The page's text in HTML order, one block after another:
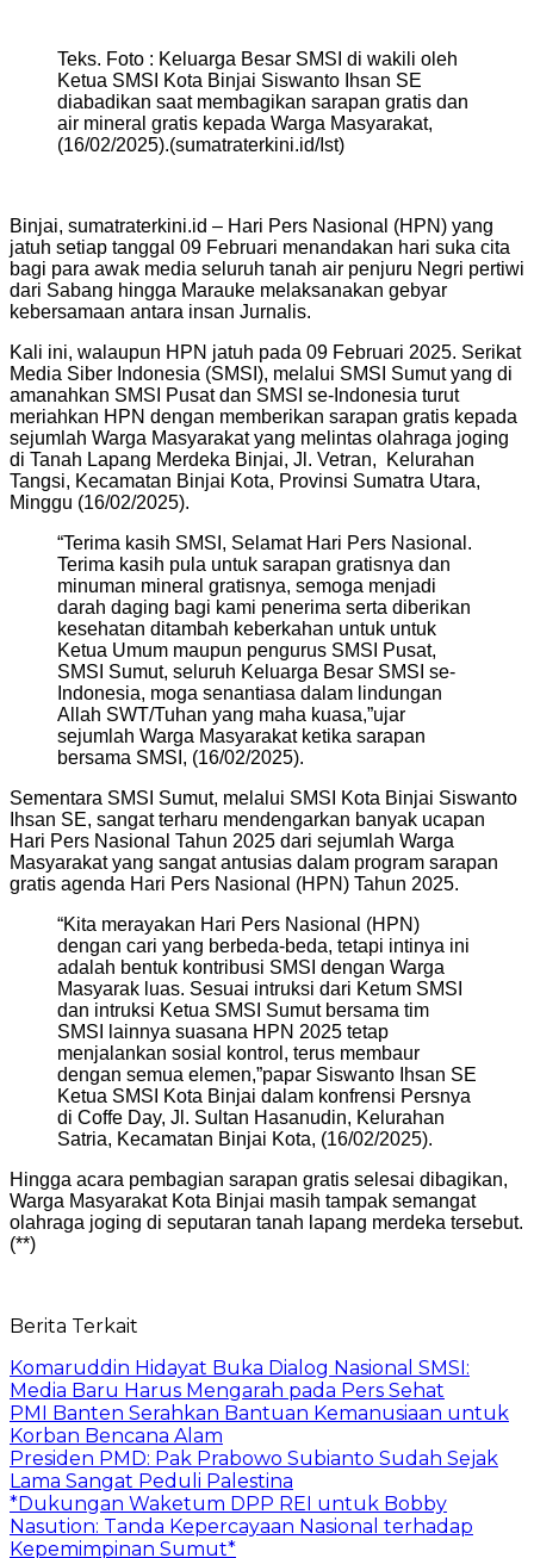
Teks. Foto : Keluarga Besar SMSI di wakili oleh
Ketua SMSI Kota Binjai Siswanto Ihsan SE
diabadikan saat membagikan sarapan gratis dan
air mineral gratis kepada Warga Masyarakat,
(16/02/2025).(sumatraterkini.id/Ist)
Binjai, sumatraterkini.id – Hari Pers Nasional (HPN) yang
jatuh setiap tanggal 09 Februari menandakan hari suka cita
bagi para awak media seluruh tanah air penjuru Negri pertiwi
dari Sabang hingga Marauke melaksanakan gebyar
kebersamaan antara insan Jurnalis.
Kali ini, walaupun HPN jatuh pada 09 Februari 2025. Serikat
Media Siber Indonesia (SMSI), melalui SMSI Sumut yang di
amanahkan SMSI Pusat dan SMSI se-Indonesia turut
meriahkan HPN dengan memberikan sarapan gratis kepada
sejumlah Warga Masyarakat yang melintas olahraga joging
di Tanah Lapang Merdeka Binjai, Jl. Vetran, Kelurahan
Tangsi, Kecamatan Binjai Kota, Provinsi Sumatra Utara,
Minggu (16/02/2025).
“Terima kasih SMSI, Selamat Hari Pers Nasional.
Terima kasih pula untuk sarapan gratisnya dan
minuman mineral gratisnya, semoga menjadi
darah daging bagi kami penerima serta diberikan
kesehatan ditambah keberkahan untuk untuk
Ketua Umum maupun pengurus SMSI Pusat,
SMSI Sumut, seluruh Keluarga Besar SMSI se-
Indonesia, moga senantiasa dalam lindungan
Allah SWT/Tuhan yang maha kuasa,”ujar
sejumlah Warga Masyarakat ketika sarapan
bersama SMSI, (16/02/2025).
Sementara SMSI Sumut, melalui SMSI Kota Binjai Siswanto
Ihsan SE, sangat terharu mendengarkan banyak ucapan
Hari Pers Nasional Tahun 2025 dari sejumlah Warga
Masyarakat yang sangat antusias dalam program sarapan
gratis agenda Hari Pers Nasional (HPN) Tahun 2025.
“Kita merayakan Hari Pers Nasional (HPN)
dengan cari yang berbeda-beda, tetapi intinya ini
adalah bentuk kontribusi SMSI dengan Warga
Masyarak luas. Sesuai intruksi dari Ketum SMSI
dan intruksi Ketua SMSI Sumut bersama tim
SMSI lainnya suasana HPN 2025 tetap
menjalankan sosial kontrol, terus membaur
dengan semua elemen,”papar Siswanto Ihsan SE
Ketua SMSI Kota Binjai dalam konfrensi Persnya
di Coffe Day, Jl. Sultan Hasanudin, Kelurahan
Satria, Kecamatan Binjai Kota, (16/02/2025).
Hingga acara pembagian sarapan gratis selesai dibagikan,
Warga Masyarakat Kota Binjai masih tampak semangat
olahraga joging di seputaran tanah lapang merdeka tersebut.
(**)
Berita Terkait
Komaruddin Hidayat Buka Dialog Nasional SMSI:
Media Baru Harus Mengarah pada Pers Sehat
PMI Banten Serahkan Bantuan Kemanusiaan untuk
Korban Bencana Alam
Presiden PMD: Pak Prabowo Subianto Sudah Sejak
Lama Sangat Peduli Palestina
*Dukungan Waketum DPP REI untuk Bobby
Nasution: Tanda Kepercayaan Nasional terhadap
Kepemimpinan Sumut*